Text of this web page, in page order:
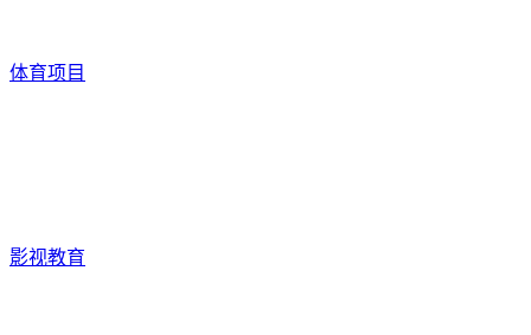
体育项目
影视教育